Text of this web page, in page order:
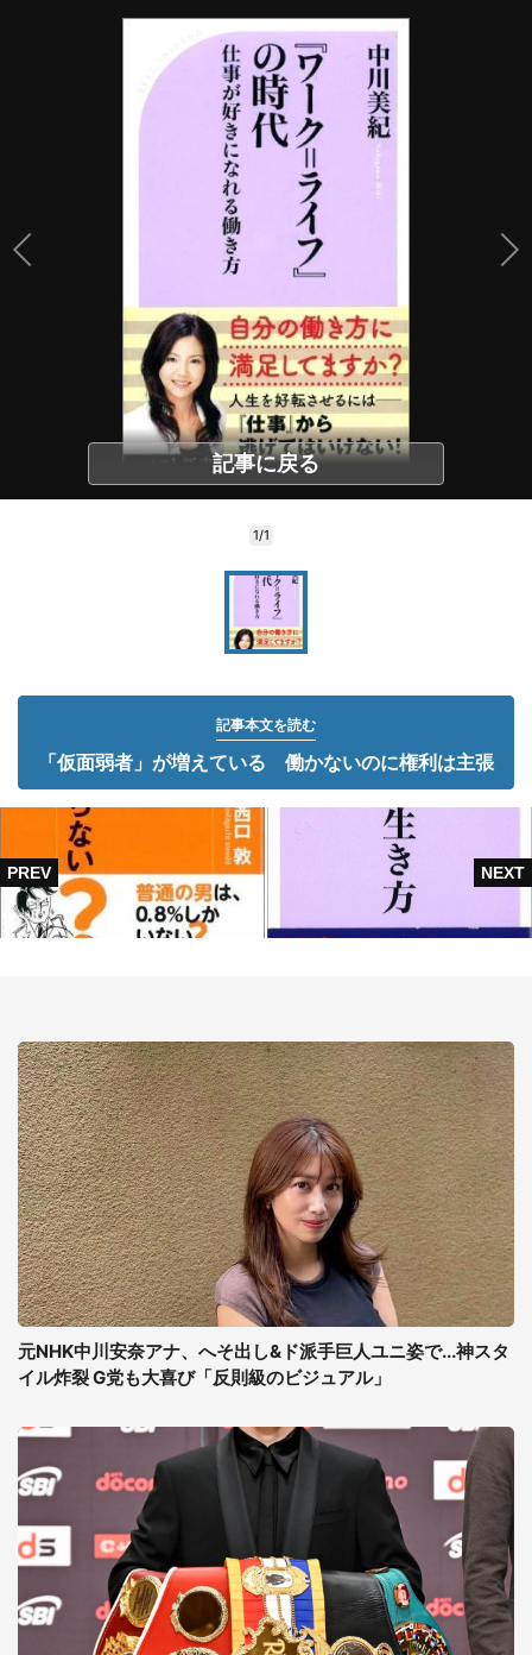
記事に戻る
1/1
記事本文を読む
「仮面弱者」が増えている 働かないのに権利は主張
元NHK中川安奈アナ、へそ出し&ド派手巨人ユニ姿で...神スタ
イル炸裂 G党も大喜び「反則級のビジュアル」